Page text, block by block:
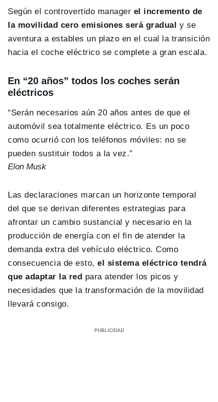
Según el controvertido manager el incremento de
la movilidad cero emisiones será gradual y se
aventura a estables un plazo en el cual la transición
hacia el coche eléctrico se complete a gran escala.
En “20 años” todos los coches serán
eléctricos
“Serán necesarios aún 20 años antes de que el
automóvil sea totalmente eléctrico. Es un poco
como ocurrió con los teléfonos móviles: no se
pueden sustituir todos a la vez.”
Elon Musk
Las declaraciones marcan un horizonte temporal
del que se derivan diferentes estrategias para
afrontar un cambio sustancial y necesario en la
producción de energía con el fin de atender la
demanda extra del vehículo eléctrico. Como
consecuencia de esto,el sistema eléctrico tendrá
que adaptar la red para atender los picos y
necesidades que la transformación de la movilidad
llevará consigo.